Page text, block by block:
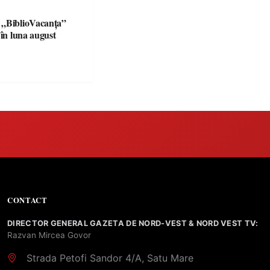
luna august
CONTACT
DIRECTOR GENERAL GAZETA DE NORD-VEST & NORD VEST TV:
Razvan Mircea Govor
Strada Petofi Sandor 4/A, Satu Mare